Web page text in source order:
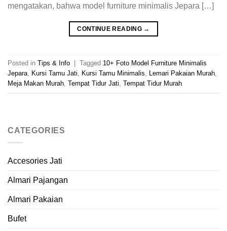
mengatakan, bahwa model furniture minimalis Jepara […]
CONTINUE READING →
Posted in Tips & Info Tagged 10+ Foto Model Furniture Minimalis
Jepara, Kursi Tamu Jati, Kursi Tamu Minimalis, Lemari Pakaian Murah,
Meja Makan Murah, Tempat Tidur Jati, Tempat Tidur Murah
CATEGORIES
Accesories Jati
Almari Pajangan
Almari Pakaian
Bufet